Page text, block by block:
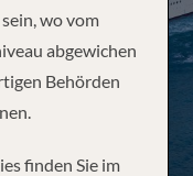
wo vom
abgewichen
Behörden
finden Sie im